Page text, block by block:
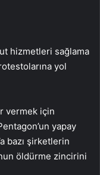
hizmetleri sağlama
yol
vermek için
yapay
bazı şirketlerin
öldürme zincirini